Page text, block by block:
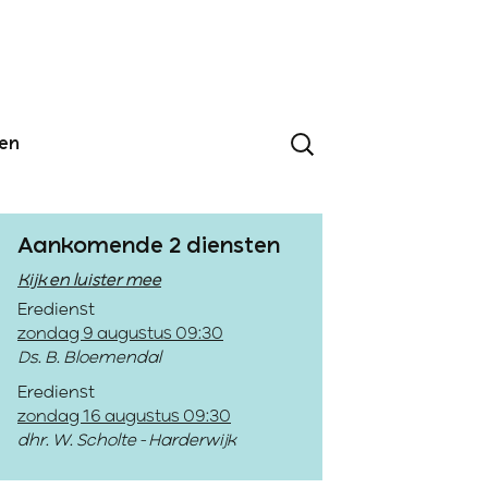
Aankomende 2 diensten
Kijk en luister mee
Eredienst
zondag 9 augustus 09:30
Ds. B. Bloemendal
Eredienst
zondag 16 augustus 09:30
dhr. W. Scholte - Harderwijk